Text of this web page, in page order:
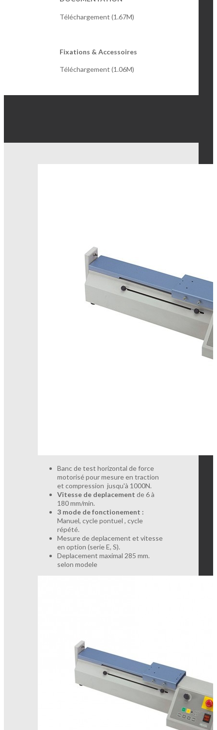
Téléchargement (1.67M)
Fixations & Accessoires
Téléchargement (1.06M)
Banc de test horizontal de force
motorisé pour mesure en traction
et compression jusqu'à 1000N.
Vitesse de deplacement de 6 à
180 mm/min.
3 mode de fonctionement :
Manuel, cycle pontuel , cycle
répété.
Mesure de deplacement et vitesse
en option (serie E, S).
Deplacement maximal 285 mm.
selon modele